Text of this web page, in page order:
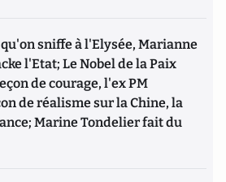
sniffe à l'Elysée, Marianne
l'Etat; Le Nobel de la Paix
de courage, l'ex PM
de réalisme sur la Chine, la
Marine Tondelier fait du